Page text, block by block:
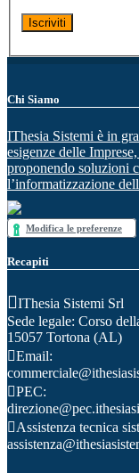
Chi Siamo
IThesia Sistemi è in
esigenze delle
proponendo soluzioni
l’informatizzazione
Modifica le preferenze
Recapiti
IThesia Sistemi Srl
Sede legale: Corso
15057 Tortona (AL)
Email:
PEC:
Assistenza tecnica